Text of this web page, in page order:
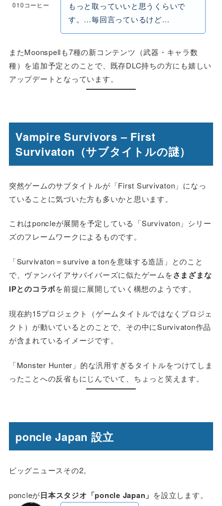
010コーヒー
もっと取っていいと思うくらいで
す。…毎回言っているけど…
またMoonspellも7種の新コンテンツ（武器・キャラ数
種）を追加予定とのことで、既存DLC持ちの方にも嬉しい
アップデートとなっています。
Vampire Survivors – First
Survivaton（サブタイトルの謎）
突然ゲームのサブタイトルが「First Survivaton」になっ
ていることに気づいた方も多いかと思います。
これはponcleが展開を予定している「Survivaton」シリー
ズのフレームワークによるものです。
「Survivaton＝survive a tonを意味する造語」とのこと
で、ヴァンパイアサバイバーズに似たゲームをさまざまな
IPとのコラボを前提に展開していく構想のようです。
現在約15プロジェクト（ゲームタイトルではなくプロジェ
クト）が動いているとのことで、その中にSurvivaton作品
が含まれているイメージです。
「Monster Hunter」的な汎用すぎるタイトルをつけてしま
ったことへの反省もにじんでいて、ちょっと笑えます。
poncle Japan 設立
ビッグニュースその2。
poncleが日本スタジオ「poncle Japan」 を設立します。